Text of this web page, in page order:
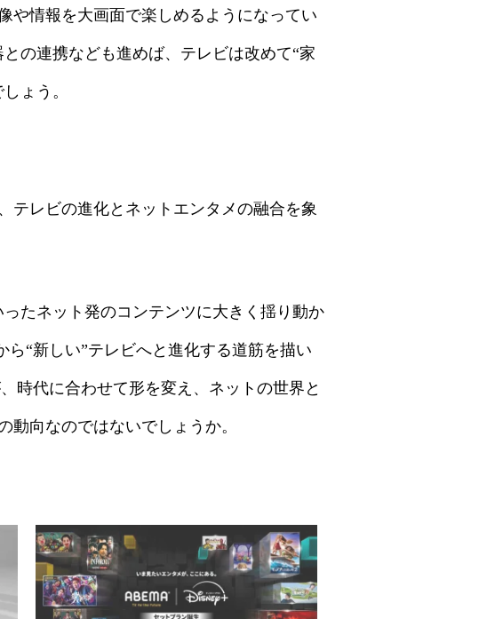
や情報を大画面で楽しめるようになってい
の連携なども進めば、テレビは改めて“家
ょう。
テレビの進化とネットエンタメの融合を象
たネット発のコンテンツに大きく揺り動か
“新しい”テレビへと進化する道筋を描い
時代に合わせて形を変え、ネットの世界と
向なのではないでしょうか。